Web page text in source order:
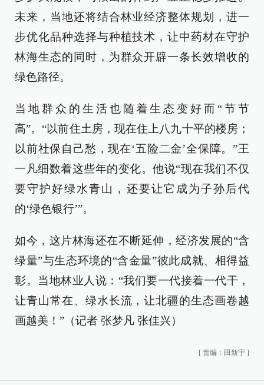
未来，当地还将结合林业经济整体规划，进一
步优化品种选择与种植技术，让中药材在守护
林海生态的同时，为群众开辟一条长效增收的
绿色路径。
当地群众的生活也随着生态变好而“节节
高”。“以前住土房，现在住上八九十平的楼房；
以前社保自己愁，现在‘五险二金’全保障。”王
一凡细数着这些年的变化。他说“现在我们不仅
要守护好绿水青山，还要让它成为子孙后代
的‘绿色银行’”。
如今，这片林海还在不断延伸，经济发展的“含
绿量”与生态环境的“含金量”彼此成就、相得益
彰。当地林业人说：“我们要一代接着一代干，
让青山常在、绿水长流，让北疆的生态画卷越
画越美！”（记者 张梦凡 张佳兴）
[ 责编：田新宇 ]